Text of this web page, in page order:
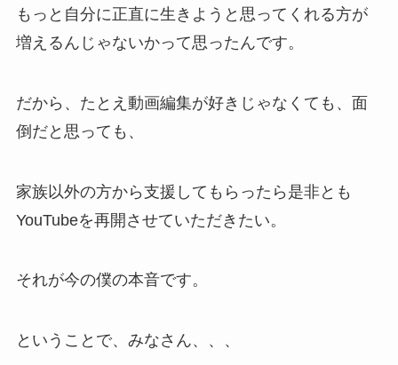
もっと自分に正直に生きようと思ってくれる方が
増えるんじゃないかって思ったんです。
だから、たとえ動画編集が好きじゃなくても、面
倒だと思っても、
家族以外の方から支援してもらったら是非とも
YouTubeを再開させていただきたい。
それが今の僕の本音です。
ということで、みなさん、、、